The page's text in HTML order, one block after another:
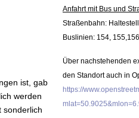
ist, gab
werden
sonderlich
Anfahrt mit Bus und
Straßenbahn:
Buslinien: 154,
Über nachstehenden
den Standort auch in
https://